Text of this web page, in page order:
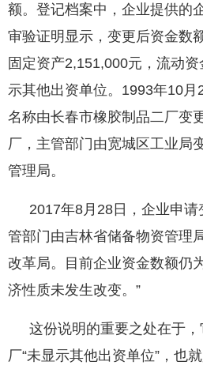
额。登记档案中，企业提供的
审验证明显示，变更后资金数
固定资产2,151,000元，流动
示其他出资单位。1993年10
名称由长春市橡胶制品二厂变
厂，主管部门由宽城区工业局
管理局。
2017年8月28日，企业申
管部门由吉林省储备物资管理
改革局。目前企业资金数额仍
济性质未发生改变。”
这份说明的重要之处在于
厂“未显示其他出资单位”，也